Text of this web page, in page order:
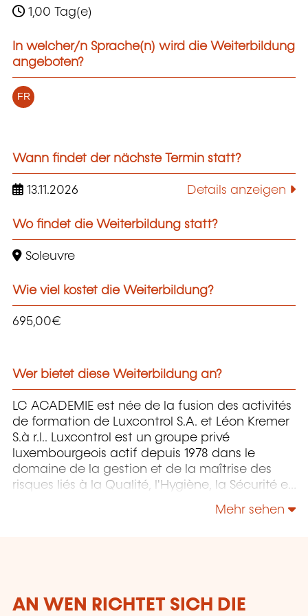
1,00 Tag(e)
In welcher/n Sprache(n) wird die Weiterbildung
angeboten?
FR
Wann findet der nächste Termin statt?
13.11.2026 Details anzeigen
Wo findet die Weiterbildung statt?
Soleuvre
Wie viel kostet die Weiterbildung?
695,00€
Wer bietet diese Weiterbildung an?
LC ACADEMIE est née de la fusion des activités
de formation de Luxcontrol S.A. et Léon Kremer
S.à r.l.. Luxcontrol est un groupe privé
luxembourgeois actif depuis 1978 dans le
domaine de la gestion et de la maîtrise des
risques liés à la Qualité, l'Hygiène, la Sécurité et
Mehr sehen
AN WEN RICHTET SICH DIE